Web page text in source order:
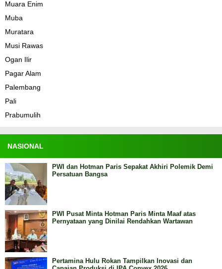
Muara Enim
Muba
Muratara
Musi Rawas
Ogan Ilir
Pagar Alam
Palembang
Pali
Prabumulih
NASIONAL
PWI dan Hotman Paris Sepakat Akhiri Polemik Demi
Persatuan Bangsa
PWI Pusat Minta Hotman Paris Minta Maaf atas
Pernyataan yang Dinilai Rendahkan Wartawan
Pertamina Hulu Rokan Tampilkan Inovasi dan